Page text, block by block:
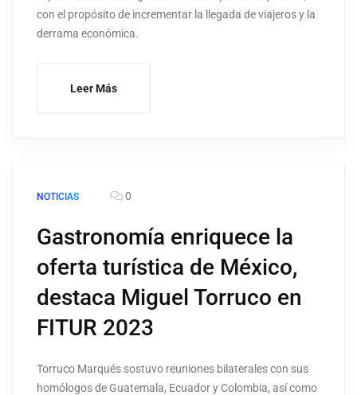
con el propósito de incrementar la llegada de viajeros y la
derrama económica.
Leer Más
NOTICIAS 0
Gastronomía enriquece la
oferta turística de México,
destaca Miguel Torruco en
FITUR 2023
Torruco Marqués sostuvo reuniones bilaterales con sus
homólogos de Guatemala, Ecuador y Colombia, así como